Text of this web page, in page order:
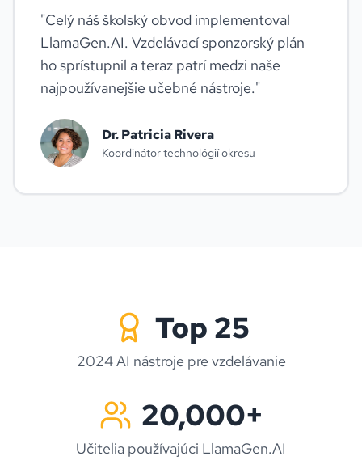
"Celý náš školský obvod implementoval
LlamaGen.AI. Vzdelávací sponzorský plán
ho sprístupnil a teraz patrí medzi naše
najpoužívanejšie učebné nástroje."
Dr. Patricia Rivera
Koordinátor technológií okresu
Top 25
2024 AI nástroje pre vzdelávanie
20,000+
Učitelia používajúci LlamaGen.AI